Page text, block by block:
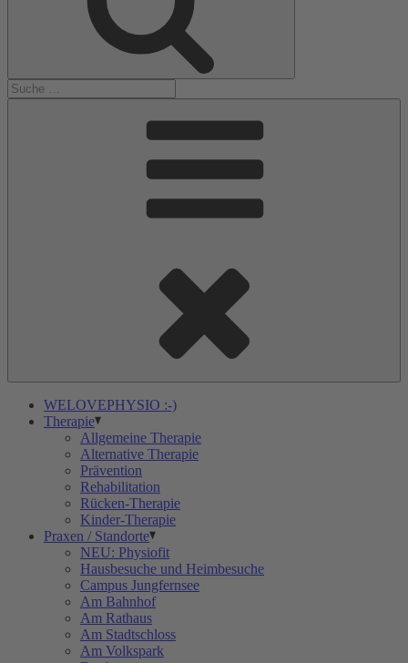
WELOVEPHYSIO :-)
Therapie
Allgemeine Therapie
Alternative Therapie
Prävention
Rehabilitation
Rücken-Therapie
Kinder-Therapie
Praxen / Standorte
NEU: Physiofit
Hausbesuche und Heimbesuche
Campus Jungfernsee
Am Bahnhof
Am Rathaus
Am Stadtschloss
Am Volkspark